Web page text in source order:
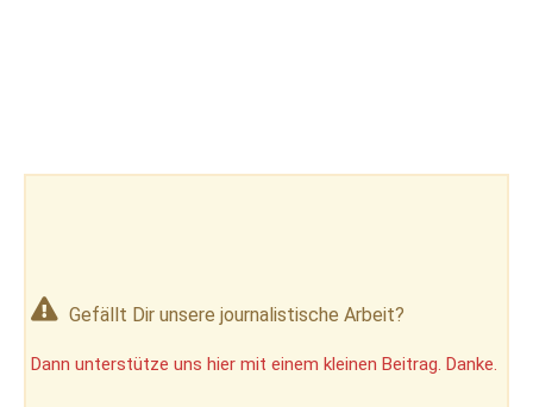
Gefällt Dir unsere journalistische Arbeit?
Dann unterstütze uns hier mit einem kleinen Beitrag. Danke.